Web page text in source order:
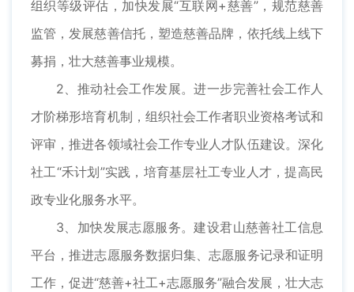
组织等级评估，加快发展“互联网+慈善”，规范慈善
监管，发展慈善信托，塑造慈善品牌，依托线上线下
募捐，壮大慈善事业规模。
2、推动社会工作发展。进一步完善社会工作人
才阶梯形培育机制，组织社会工作者职业资格考试和
评审，推进各领域社会工作专业人才队伍建设。深化
社工“禾计划”实践，培育基层社工专业人才，提高民
政专业化服务水平。
3、加快发展志愿服务。建设君山慈善社工信息
平台，推进志愿服务数据归集、志愿服务记录和证明
工作，促进“慈善+社工+志愿服务”融合发展，壮大志